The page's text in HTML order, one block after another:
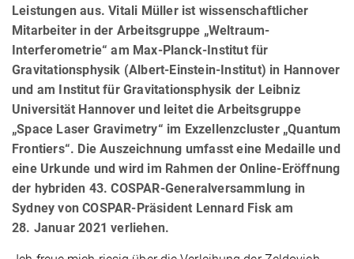
Leistungen aus. Vitali Müller ist wissenschaftlicher
Mitarbeiter in der Arbeitsgruppe „Weltraum-
Interferometrie“ am Max-Planck-Institut für
Gravitationsphysik (Albert-Einstein-Institut) in Hannover
und am Institut für Gravitationsphysik der Leibniz
Universität Hannover und leitet die Arbeitsgruppe
„Space Laser Gravimetry“ im Exzellenzcluster „Quantum
Frontiers“. Die Auszeichnung umfasst eine Medaille und
eine Urkunde und wird im Rahmen der Online-Eröffnung
der hybriden 43. COSPAR-Generalversammlung in
Sydney von COSPAR-Präsident Lennard Fisk am
28. Januar 2021 verliehen.